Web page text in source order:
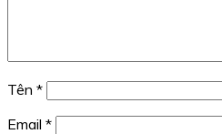
Tên *
Email *